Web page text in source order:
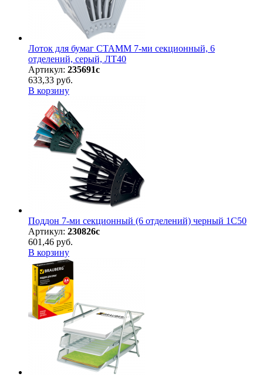
Лоток для бумаг СТАММ 7-ми секционный, 6
отделений, серый, ЛТ40
Артикул: 235691с
633,33 руб.
В корзину
Поддон 7-ми секционный (6 отделений) черный 1С50
Артикул: 230826с
601,46 руб.
В корзину